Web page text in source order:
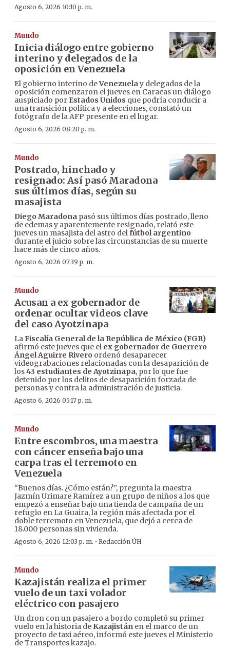
Agosto 6, 2026 10:10 p. m.
Mundo
Inicia diálogo entre gobierno
interino y delegados de la
oposición en Venezuela
El gobierno interino deVenezuelay delegados de la
oposición comenzaron el jueves en Caracas un diálogo
auspiciado por Estados Unidos que podría conducir a
una transición política y a elecciones, constató un
fotógrafo de la AFP presente en el lugar.
Agosto 6, 2026 08:20 p. m.
Mundo
Postrado, hinchado y
resignado: Así pasó Maradona
sus últimos días, según su
masajista
Diego Maradona pasó sus últimos días postrado, lleno
de edemas y aparentemente resignado, relató este
jueves un masajista del astro delfútbol argentino
durante el juicio sobre las circunstancias de su muerte
hace más de cinco años.
Agosto 6, 2026 07:39 p. m.
Mundo
Acusan a ex gobernador de
ordenar ocultar videos clave
del caso Ayotzinapa
LaFiscalía General de la República de México (FGR)
afirmó este jueves que el ex gobernador de Guerrero
Ángel Aguirre Rivero ordenó desaparecer
videograbaciones relacionadas con la desaparición de
los43 estudiantes de Ayotzinapa, por lo que fue
detenido por los delitos de desaparición forzada de
personas y contra la administración de justicia.
Agosto 6, 2026 05:17 p. m.
Mundo
Entre escombros, una maestra
con cáncer enseña bajo una
carpa tras el terremoto en
Venezuela
“Buenos días. ¿Cómo están?”, pregunta la maestra
Jazmín Urimare Ramírez a un grupo de niños a los que
empezó a enseñar bajo una tienda de campaña de un
refugio en La Guaira, la región más afectada por el
doble terremoto en Venezuela, que dejó a cerca de
18.000 personas sin vivienda.
Agosto 6, 2026 12:03 p. m. · Redacción ÚH
Mundo
Kazajistán realiza el primer
vuelo de un taxi volador
eléctrico con pasajero
Un dron con un pasajero a bordo completó su primer
vuelo en la historia de Kazajistán en el marco de un
proyecto de taxi aéreo, informó este jueves el Ministerio
de Transportes kazajo.